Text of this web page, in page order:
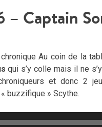
– Captain
Au coin de la
qui s’y colle mais il ne
et donc 2
buzzifique » Scythe.